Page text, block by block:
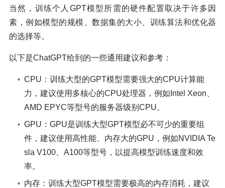
当然，训练个人GPT模型所需的硬件配置取决于许多因
素，例如模型的规模、数据集的大小、训练算法和优化器
的选择等。
以下是ChatGPT给到的一些通用建议和参考：
CPU：训练大型的GPT模型需要强大的CPU计算能
力，建议使用多核心的CPU处理器，例如Intel Xeon、
AMD EPYC等型号的服务器级别CPU。
GPU：GPU是训练大型GPT模型必不可少的重要组
件，建议使用高性能、内存大的GPU，例如NVIDIA Te
sla V100、A100等型号，以提高模型训练速度和效
率。
内存：训练大型GPT模型需要极高的内存消耗，建议